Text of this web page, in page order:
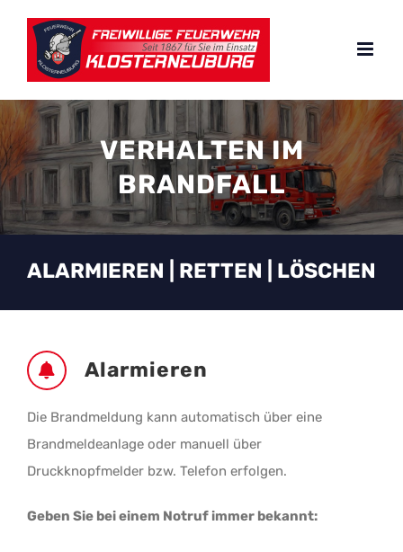
Inhalt
springen
VERHALTEN IM
BRANDFALL
ALARMIEREN | RETTEN | LÖSCHEN
Alarmieren
Die Brandmeldung kann automatisch über eine
Brandmeldeanlage oder manuell über
Druckknopfmelder bzw. Telefon erfolgen.
Geben Sie bei einem Notruf immer bekannt: